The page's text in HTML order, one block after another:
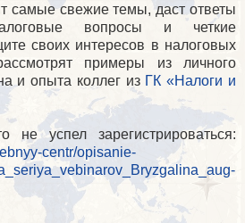
самые свежие темы, даст ответы
вопросы и четкие
своих интересов в налоговых
примеры из личного
и опыта коллег из ГК «Налоги и
успел зарегистрироваться:
centr/opisanie-